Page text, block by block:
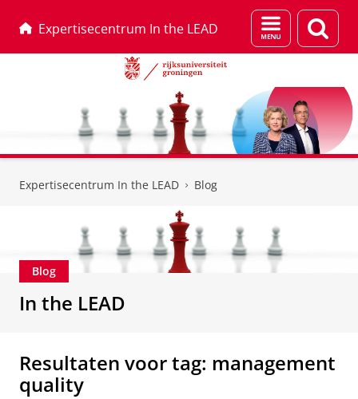
Expertisecentrum In the LEAD
Menu
en
Expertisecentrum In the LEAD Blog
Blog
In the LEAD
Resultaten voor tag: management
quality